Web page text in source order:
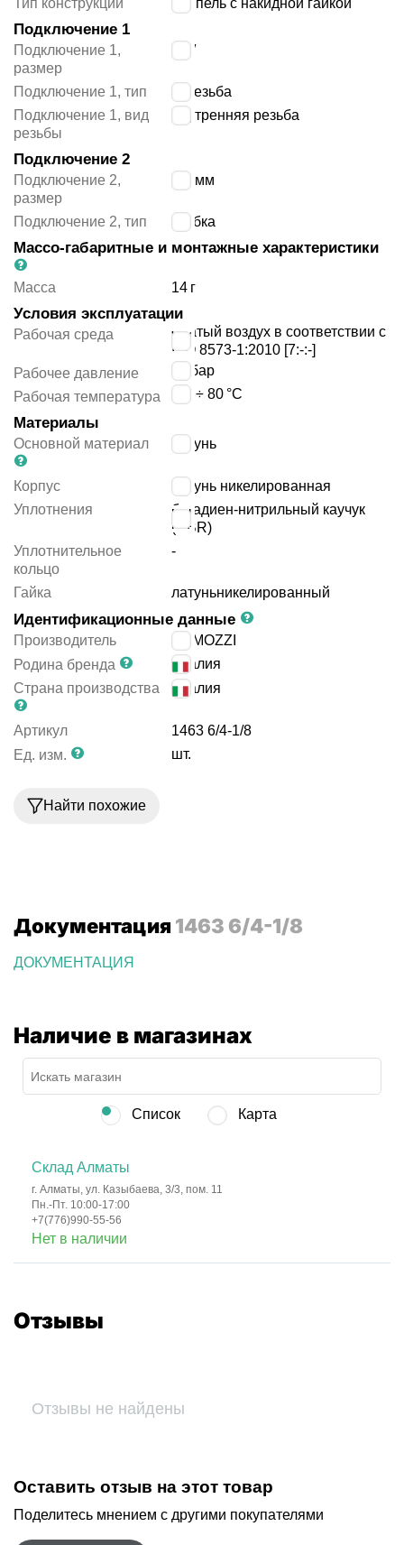
Тип конструкции ниппель с накидной гайкой
Подключение 1
Подключение 1,
размер
1/8″
Подключение 1, тип
G резьба
Подключение 1, вид
резьбы
внутренняя резьба
Подключение 2
Подключение 2,
размер
6/4 мм
Подключение 2, тип трубка
Массо-габаритные и монтажные характеристики
Масса 14 г
Условия эксплуатации
Рабочая среда
сжатый воздух в соответствии с
ISO 8573-1:2010 [7:-:-]
Рабочее давление
бар
Рабочая температура
-20 ÷ 80 °C
Материалы
Основной материал латунь
Корпус
латунь никелированная
Уплотнения
бутадиен-нитрильный каучук
(NBR)
Уплотнительное
кольцо
-
Гайка латуньникелированный
Идентификационные данные
Производитель
CAMOZZI
Родина бренда
Италия
Страна производства
Италия
Артикул
1463 6/4-1/8
Ед. изм.
шт.
Найти похожие
Документация 1463 6/4-1/8
ДОКУМЕНТАЦИЯ
Наличие в магазинах
Список Карта
Склад Алматы
г. Алматы, ул. Казыбаева, 3/3, пом. 11
Пн.-Пт. 10:00-17:00
+7(776)990-55-56
Нет в наличии
Отзывы
Отзывы не найдены
Оставить отзыв на этот товар
Поделитесь мнением с другими покупателями